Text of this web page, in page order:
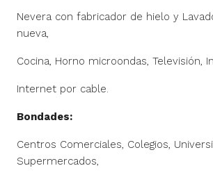
Nevera con fabricador de hielo y
nueva,
Cocina, Horno microondas, Televisión,
Internet por cable.
Bondades:
Centros Comerciales, Colegios,
Supermercados,